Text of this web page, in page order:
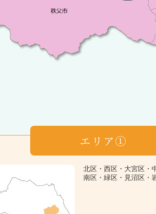
エリア①
北区・西区・大宮区・
南区・緑区・見沼区・